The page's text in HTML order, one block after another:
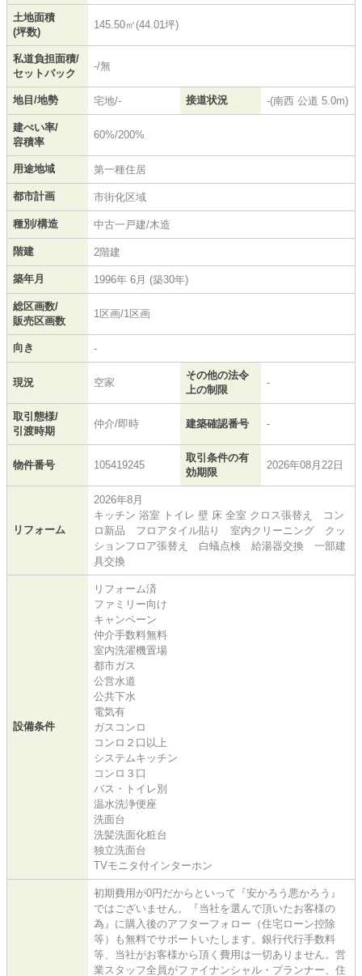
土地面積
(坪数)
145.50㎡(44.01坪)
私道負担面積/
セットバック
-/無
地目/地勢 宅地/- 接道状況 -(南西 公道 5.0m)
建ぺい率/
容積率
60%/200%
用途地域 第一種住居
都市計画 市街化区域
種別/構造 中古一戸建/木造
階建 2階建
築年月 1996年 6月 (築30年)
総区画数/
販売区画数
1区画/1区画
向き -
現況 空家
その他の法令
上の制限
-
取引態様/
引渡時期
仲介/即時 建築確認番号 -
物件番号 105419245
取引条件の有
効期限
2026年08月22日
リフォーム
2026年8月
キッチン 浴室 トイレ 壁 床 全室 クロス張替え コン
ロ新品 フロアタイル貼り 室内クリーニング クッ
ションフロア張替え 白蟻点検 給湯器交換 一部建
具交換
設備条件
リフォーム済
ファミリー向け
キャンペーン
仲介手数料無料
室内洗濯機置場
都市ガス
公営水道
公共下水
電気有
ガスコンロ
コンロ２口以上
システムキッチン
コンロ３口
バス・トイレ別
温水洗浄便座
洗面台
洗髪洗面化粧台
独立洗面台
TVモニタ付インターホン
初期費用が0円だからといって『安かろう悪かろう』
ではございません。『当社を選んで頂いたお客様の
為』に購入後のアフターフォロー（住宅ローン控除
等）も無料でサポートいたします。銀行代行手数料
等、当社がお客様から頂く費用は一切ありません。営
業スタッフ全員がファイナンシャル・プランナー、住